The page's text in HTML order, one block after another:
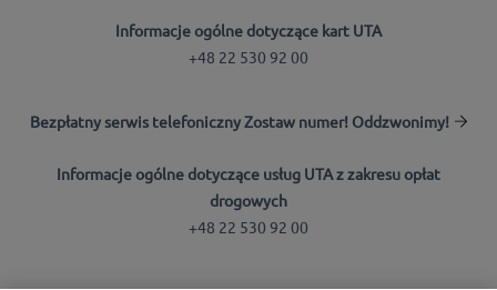
Informacje ogólne dotyczące kart UTA
+48 22 530 92 00
Bezpłatny serwis telefoniczny Zostaw numer! Oddzwonimy!
Informacje ogólne dotyczące usług UTA z zakresu opłat
drogowych
+48 22 530 92 00